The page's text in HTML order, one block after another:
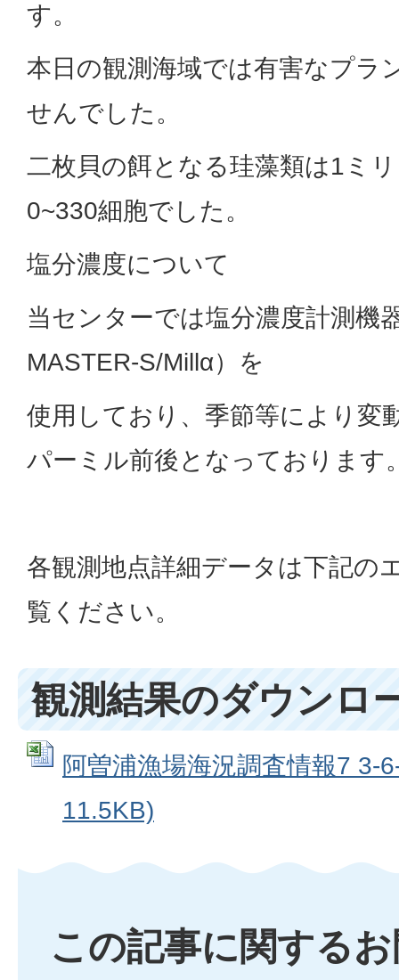
す。
本日の観測海域では有害なプラ
せんでした。
二枚貝の餌となる珪藻類は1ミ
0~330細胞でした。
塩分濃度について
当センターでは塩分濃度計測機
MASTER-S/Millα）を
使用しており、季節等により変
パーミル前後となっております
各観測地点詳細データは下記の
覧ください。
観測結果のダウンロ
阿曽浦漁場海況調査情報7 3-
11.5KB)
この記事に関する